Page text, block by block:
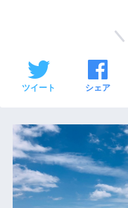
ツイート シェア